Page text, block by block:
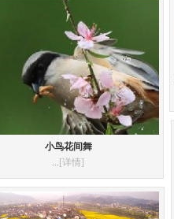
小鸟花间舞
... [详情]